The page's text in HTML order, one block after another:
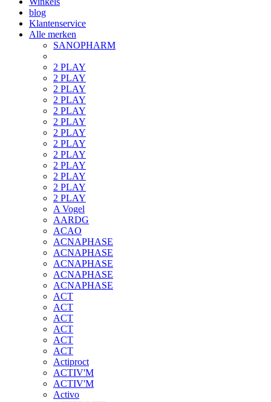
blog
Klantenservice
Alle merken
SANOPHARM
2 PLAY
2 PLAY
2 PLAY
2 PLAY
2 PLAY
2 PLAY
2 PLAY
2 PLAY
2 PLAY
2 PLAY
2 PLAY
2 PLAY
2 PLAY
A Vogel
AARDG
ACAO
ACNAPHASE
ACNAPHASE
ACNAPHASE
ACNAPHASE
ACNAPHASE
ACT
ACT
ACT
ACT
ACT
ACT
Actiproct
ACTIV'M
ACTIV'M
Activo